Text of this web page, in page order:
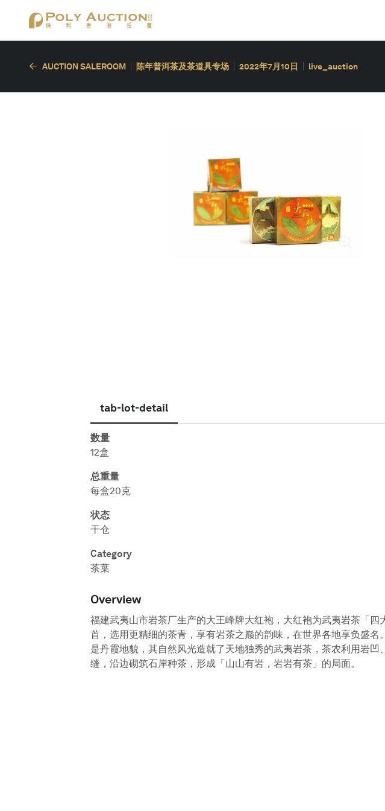
AUCTION SALEROOM 陈年普洱茶及茶道具专场 2022年7月10日 live_auction
tab-lot-detail
数量
12盒
总重量
每盒20克
状态
干仓
Category
茶葉
Overview
福建武夷山市岩茶厂生产的大王峰牌大红袍，大红袍为武夷岩茶「四
首，选用更精细的茶青，享有岩茶之巅的韵味，在世界各地享负盛名
是丹霞地貌，其自然风光造就了天地独秀的武夷岩茶，茶农利用岩凹
缝，沿边砌筑石岸种茶，形成「山山有岩，岩岩有茶」的局面。